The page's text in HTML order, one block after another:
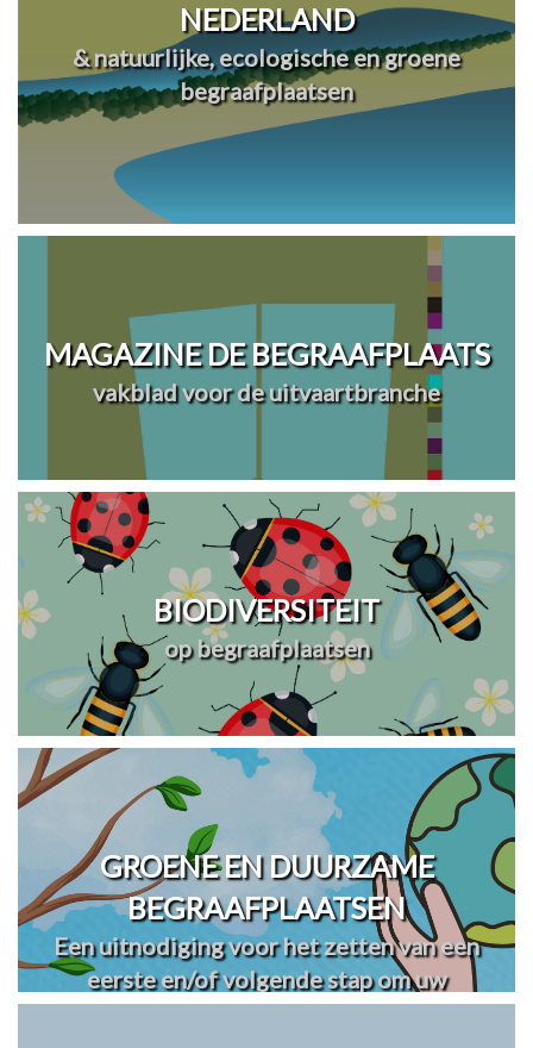
NEDERLAND
& natuurlijke, ecologische en groene
begraafplaatsen
MAGAZINE DE BEGRAAFPLAATS
vakblad voor de uitvaartbranche
BIODIVERSITEIT
op begraafplaatsen
GROENE EN DUURZAME
BEGRAAFPLAATSEN
Een uitnodiging voor het zetten van een
eerste en/of volgende stap om uw
begraafplaats(en) te vergroenen en